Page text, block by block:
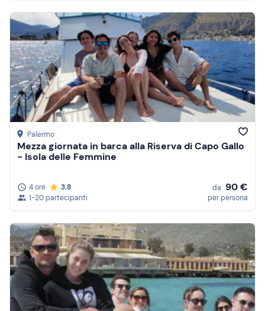
Palermo
Mezza giornata in barca alla Riserva di Capo Gallo
- Isola delle Femmine
4 ore
3.8
1-20 partecipanti
da 90 €
per persona